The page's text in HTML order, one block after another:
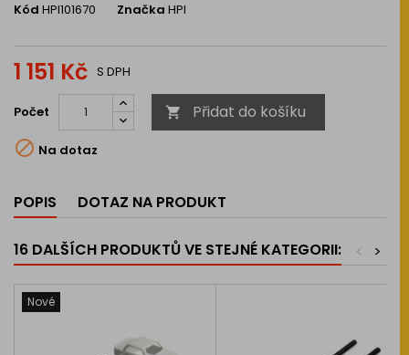
Kód HPI101670 Značka HPI
1 151 Kč S DPH
Počet  Přidat do košíku
 Na dotaz
POPIS DOTAZ NA PRODUKT
16 DALŠÍCH PRODUKTŮ VE STEJNÉ KATEGORII: >
<
Nové